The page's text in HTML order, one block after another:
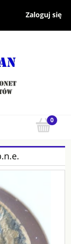
Zaloguj się